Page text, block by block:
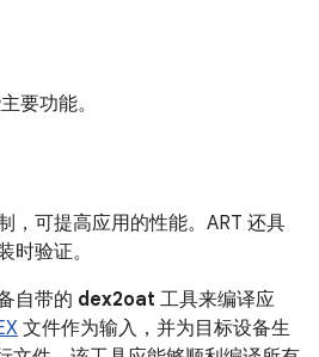
要功能。
，可提高应用的性能。ART 还具
时验证。
自带的 dex2oat 工具来编译应
文件作为输入，并为目标设备生